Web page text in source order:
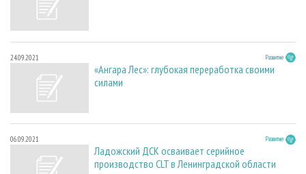
24.09.2021 Развитие
«Ангара Лес»: глубокая переработка своими
силами
06.09.2021 Развитие
Ладожский ДСК осваивает серийное
производство CLT в Ленинградской области